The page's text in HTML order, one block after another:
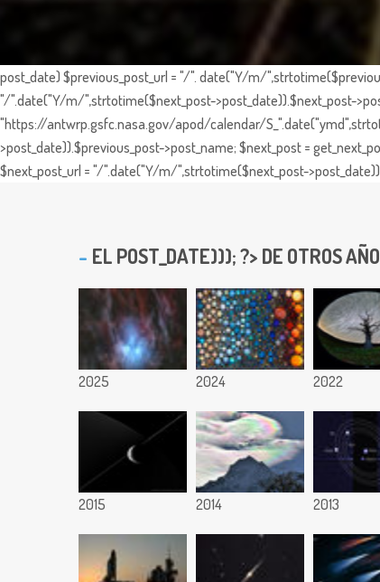
post_date) $previous_post_url = "/". date("Y/m/
"/".date("Y/m/",strtotime($next_post->post_date)).$next_post-
"https://antwrp.gsfc.nasa.gov/apod/calendar/
>post_date)).$previous_post->post_name; $next_post =
$next_post_url = "/".date("Y/m/",strtotime($next_post-
EL POST_DATE))); ?> DE OTROS
2025 2024 2022
2015 2014 2013